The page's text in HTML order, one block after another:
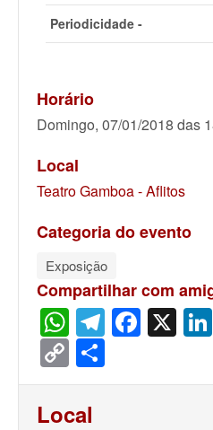
Periodicidade -
Horário
Domingo, 07/01/2018 das
Local
Teatro Gamboa - Aflitos
Categoria do evento
Exposição
Compartilhar com
WhatsApp
X
Copy
Link
Local